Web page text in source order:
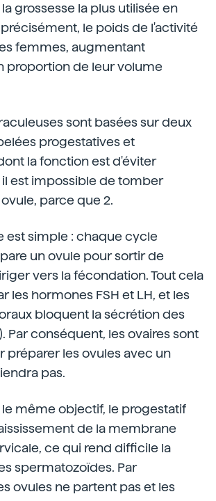
grossesse la plus utilisée en
précisément, le poids de l'activité
femmes, augmentant
proportion de leur volume
sont basées sur deux
progestatives et
la fonction est d'éviter
il est impossible de tomber
parce que 2.
est simple : chaque cycle
un ovule pour sortir de
vers la fécondation. Tout cela
les hormones FSH et LH, et les
bloquent la sécrétion des
Par conséquent, les ovaires sont
préparer les ovules avec un
pas.
le même objectif, le progestatif
de la membrane
ce qui rend difficile la
spermatozoïdes. Par
ovules ne partent pas et les